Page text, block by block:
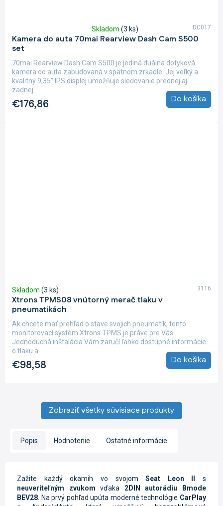
Kamera do auta 70mai Rearview Dash Cam S500
set
hodnotenie
produktu
je
5,0
z
5
Skladom (3 ks)
€176,86 Do košíka
70mai Rearview Dash Cam S500 je jediná duálna dotyková
kamera do auta zabudovaná v spätnom zrkadle. Jej veľký a
kvalitný 9,35" IPS displej umožňuje sledovanie prednej aj
zadnej...
DC017
Xtrons TPMS08 vnútorný merač tlaku v
pneumatikách
Skladom (3 ks)
€98,58 Do košíka
Ak chcete mať prehľad o stave svojich pneumatík, tento
monitorovací systém Xtrons TPMS je práve pre Vás.
Jednoduchá inštalácia Vám zaručí ľahko dostupné informácie
o tlaku a...
3116
Zobraziť všetky súvisiace produkty
Popis Hodnotenie Ostatné informácie
Zažite každý okamih vo svojomSeat Leon II s
neuveriteľným zvukom vďaka 2DIN autorádiu Bmode
BEV28 . Na prvý pohľad upúta moderné technológie CarPlay